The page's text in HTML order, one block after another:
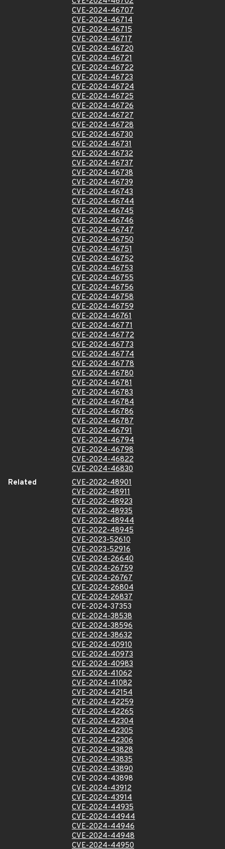
CVE-2024-46707
CVE-2024-46714
CVE-2024-46715
CVE-2024-46717
CVE-2024-46720
CVE-2024-46721
CVE-2024-46722
CVE-2024-46723
CVE-2024-46724
CVE-2024-46725
CVE-2024-46726
CVE-2024-46727
CVE-2024-46728
CVE-2024-46730
CVE-2024-46731
CVE-2024-46732
CVE-2024-46737
CVE-2024-46738
CVE-2024-46739
CVE-2024-46743
CVE-2024-46744
CVE-2024-46745
CVE-2024-46746
CVE-2024-46747
CVE-2024-46750
CVE-2024-46751
CVE-2024-46752
CVE-2024-46753
CVE-2024-46755
CVE-2024-46756
CVE-2024-46758
CVE-2024-46759
CVE-2024-46761
CVE-2024-46771
CVE-2024-46772
CVE-2024-46773
CVE-2024-46774
CVE-2024-46778
CVE-2024-46780
CVE-2024-46781
CVE-2024-46783
CVE-2024-46784
CVE-2024-46786
CVE-2024-46787
CVE-2024-46791
CVE-2024-46794
CVE-2024-46798
CVE-2024-46822
CVE-2024-46830
Related
CVE-2022-48901
CVE-2022-48911
CVE-2022-48923
CVE-2022-48935
CVE-2022-48944
CVE-2022-48945
CVE-2023-52610
CVE-2023-52916
CVE-2024-26640
CVE-2024-26759
CVE-2024-26767
CVE-2024-26804
CVE-2024-26837
CVE-2024-37353
CVE-2024-38538
CVE-2024-38596
CVE-2024-38632
CVE-2024-40910
CVE-2024-40973
CVE-2024-40983
CVE-2024-41062
CVE-2024-41082
CVE-2024-42154
CVE-2024-42259
CVE-2024-42265
CVE-2024-42304
CVE-2024-42305
CVE-2024-42306
CVE-2024-43828
CVE-2024-43835
CVE-2024-43890
CVE-2024-43898
CVE-2024-43912
CVE-2024-43914
CVE-2024-44935
CVE-2024-44944
CVE-2024-44946
CVE-2024-44948
CVE-2024-44950